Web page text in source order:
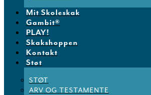
Mit Skoleskak
Gambit®
PLAY!
Skakshoppen
Kontakt
Støt
STØT
ARV OG TESTAMENTE